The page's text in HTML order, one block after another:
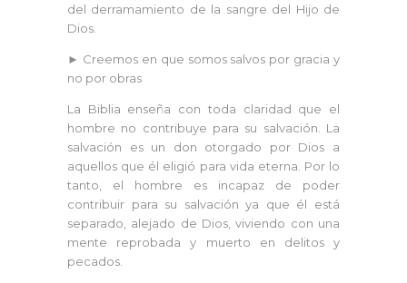
del derramamiento de la sangre del Hijo de
Dios.
► Creemos en que somos salvos por gracia y
no por obras
La Biblia enseña con toda claridad que el
hombre no contribuye para su salvación. La
salvación es un don otorgado por Dios a
aquellos que él eligió para vida eterna. Por lo
tanto, el hombre es incapaz de poder
contribuir para su salvación ya que él está
separado, alejado de Dios, viviendo con una
mente reprobada y muerto en delitos y
pecados.